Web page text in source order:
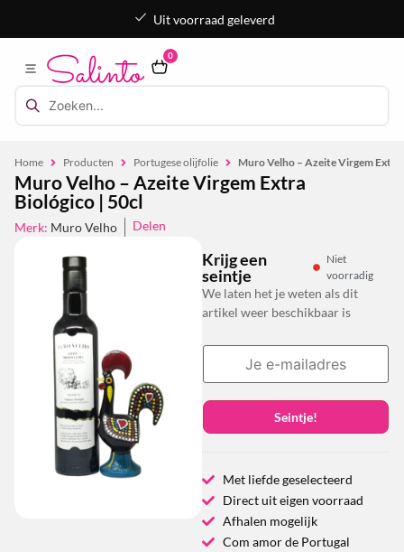
Uit voorraad geleverd
0
Home Producten Portugese olijfolie Muro Velho – Azeite Virgem
Muro Velho – Azeite Virgem Extra
Biológico | 50cl
Merk: Muro Velho Delen
Krijg een
seintje
Niet
voorradig
We laten het je weten als dit
artikel weer beschikbaar is
Seintje!
Met liefde geselecteerd
Direct uit eigen voorraad
Afhalen mogelijk
Com amor de Portugal